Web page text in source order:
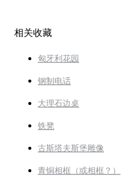
相关收藏
匈牙利花园
钢制电话
大理石边桌
铁凳
古斯塔夫斯堡雕像
青铜相框（或相框？）